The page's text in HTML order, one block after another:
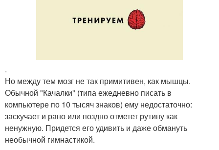
.
Но между тем мозг не так примитивен, как мышцы.
Обычной "Качалки" (типа ежедневно писать в
компьютере по 10 тысяч знаков) ему недостаточно:
заскучает и рано или поздно отметет рутину как
ненужную. Придется его удивить и даже обмануть
необычной гимнастикой.